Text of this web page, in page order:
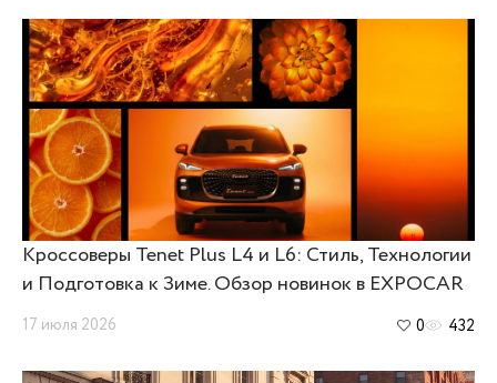
Кроссоверы Tenet Plus L4 и L6: Стиль, Технологии
и Подготовка к Зиме. Обзор новинок в EXPOCAR
17 июля 2026 0 432